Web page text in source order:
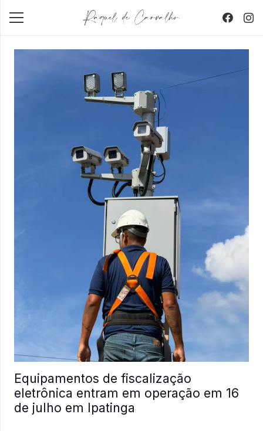
Equipamentos de fiscalização
eletrônica entram em operação em 16
de julho em Ipatinga